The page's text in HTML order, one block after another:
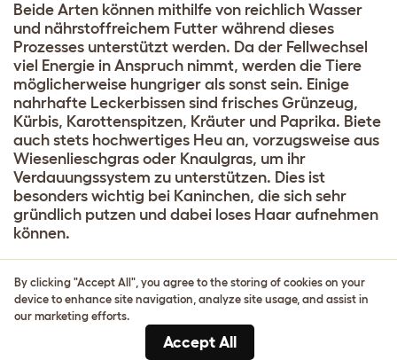
Beide Arten können mithilfe von reichlich Wasser
und nährstoffreichem Futter während dieses
Prozesses unterstützt werden. Da der Fellwechsel
viel Energie in Anspruch nimmt, werden die Tiere
möglicherweise hungriger als sonst sein. Einige
nahrhafte Leckerbissen sind frisches Grünzeug,
Kürbis, Karottenspitzen, Kräuter und Paprika. Biete
auch stets hochwertiges Heu an, vorzugsweise aus
Wiesenlieschgras oder Knaulgras, um ihr
Verdauungssystem zu unterstützen. Dies ist
besonders wichtig bei Kaninchen, die sich sehr
gründlich putzen und dabei loses Haar aufnehmen
können.
Der durch den Fellwechsel bedingte Fellverlust
sollte sich innerhalb weniger Wochen bessern.
Kahle Stellen oder rote und gereizte Haut sind
jedoch keine üblichen Anzeichen für den
Fellwechsel. Deine Kaninchen und
By clicking "Accept All", you agree to the storing of cookies on your
device to enhance site navigation, analyze site usage, and assist in
our marketing efforts.
Accept All